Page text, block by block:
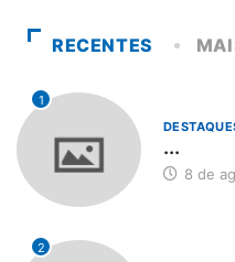
RECENTES
1
...
8 de
2